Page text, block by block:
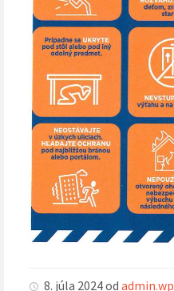
8. júla 2024od admin.wp